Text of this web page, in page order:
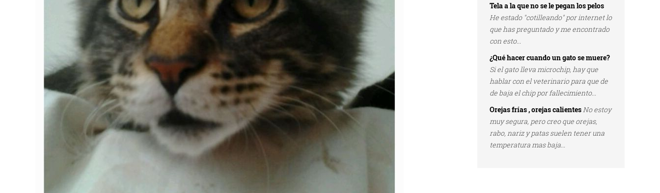
Tela a la que no se le pegan los pelos
He estado "cotilleando" por internet lo
que has preguntado y me encontrado
con esto...
¿Qué hacer cuando un gato se muere?
Si el gato lleva microchip, hay que
hablar con el veterinario para que de
de baja el chip por fallecimiento...
Orejas frías , orejas calientesNo estoy
muy segura, pero creo que orejas,
rabo, nariz y patas suelen tener una
temperatura mas baja...